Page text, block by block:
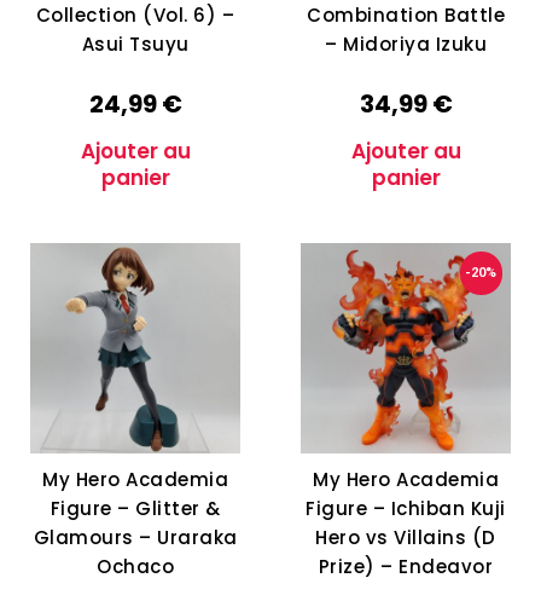
Collection (Vol. 6) –
Asui Tsuyu
24,99€
Ajouter au
panier
Combination Battle
– Midoriya Izuku
34,99€
Ajouter au
panier
My Hero Academia
Figure – Glitter &
Glamours – Uraraka
Ochaco
-20%
My Hero Academia
Figure – Ichiban Kuji
Hero vs Villains (D
Prize) – Endeavor